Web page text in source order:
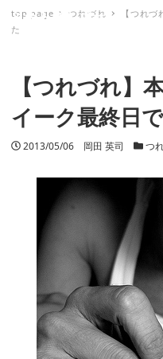
ミナトノキズナ
top page つれづれ
【つれ
た
【つれづれ】
イーク最終日
投稿日
2013/05/06 著者
岡田 英司 カテ
つ